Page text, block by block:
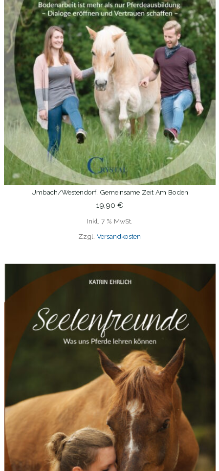
IN DEN WARENKORB
Umbach/Westendorf, Gemeinsame Zeit Am Boden
19,90 €
Inkl. 7 % MwSt.
Zzgl. Versandkosten